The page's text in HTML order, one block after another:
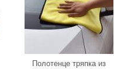
Полотенце тряпка из